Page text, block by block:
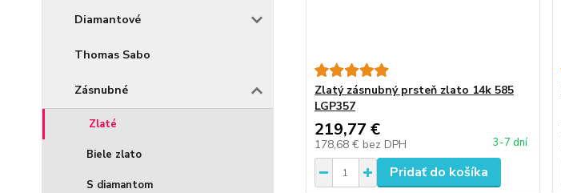
Diamantové
Thomas Sabo
Zásnubné
Zlaté
Biele zlato
S diamantom
Zlatý zásnubný prsteň zlato 14k 585
LGP357
219,77 €
178,68 € bez DPH 3-7 dní
Pridať do košíka